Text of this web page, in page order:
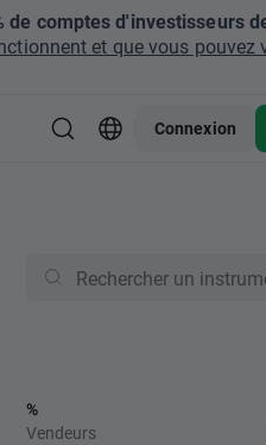
de comptes d'investisseurs
et que vous pouvez
Connexion
%
Vendeurs